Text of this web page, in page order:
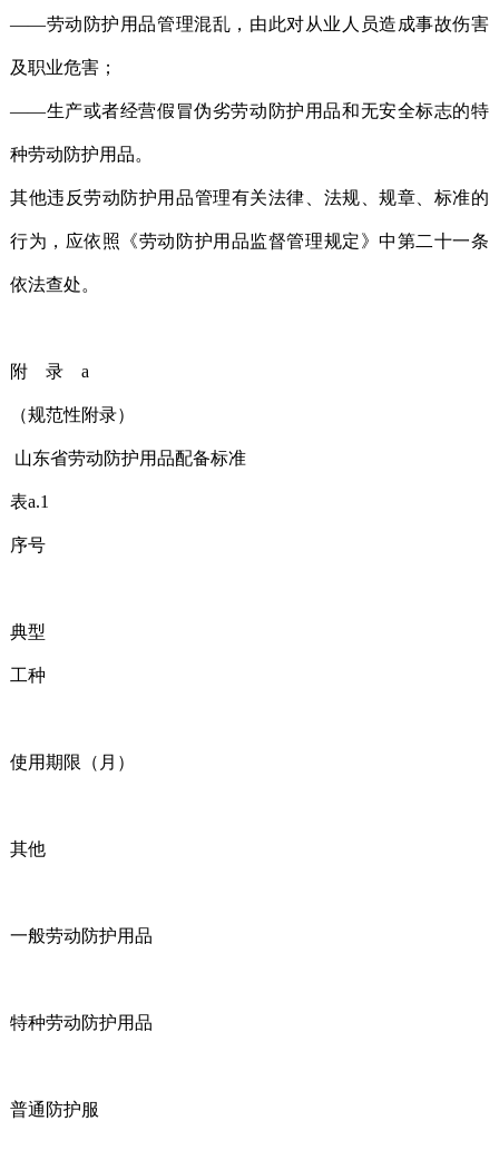
——劳动防护用品管理混乱，由此对从业人员造成事故伤害
及职业危害；
——生产或者经营假冒伪劣劳动防护用品和无安全标志的特
种劳动防护用品。
其他违反劳动防护用品管理有关法律、法规、规章、标准的
行为，应依照《劳动防护用品监督管理规定》中第二十一条
依法查处。
附 录 a
（规范性附录）
山东省劳动防护用品配备标准
表a.1
序号
典型
工种
使用期限（月）
其他
一般劳动防护用品
特种劳动防护用品
普通防护服